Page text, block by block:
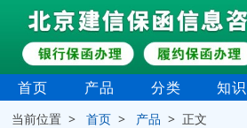
首页 产品 分类 知识
当前位置 >首页 > 产品 > 正文